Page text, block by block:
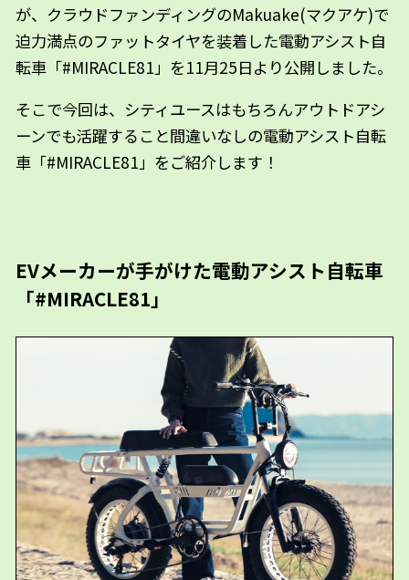
が、クラウドファンディングのMakuake(マクアケ)で
迫力満点のファットタイヤを装着した電動アシスト自
転車「#MIRACLE81」を11月25日より公開しました。
そこで今回は、シティユースはもちろんアウトドアシ
ーンでも活躍すること間違いなしの電動アシスト自転
車「#MIRACLE81」をご紹介します！
EVメーカーが手がけた電動アシスト自転車
「#MIRACLE81」